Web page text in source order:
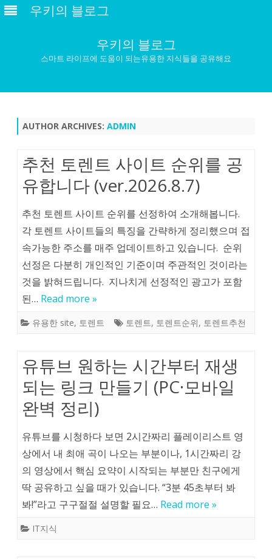
우키의 블로그
우키의 블로그
스마트 라이프에 도움이 되는유용한 지식들을 공유해요
AUTHOR ARCHIVES: ADMIN
추천 토렌트 사이트 순위를 공
유합니다 (ver.2026.8.7)
추천 토렌트 사이트 순위를 선정하여 소개해봅니다.
각 토렌트 사이트들의 특징을 간략하게 정리했으며 접
속가능한 주소를 매주 업데이트하고 있습니다. 순위
선정은 다분히 개인적인 기준이며 주관적인 것이라는
것을 밝혀드립니다. 지나치게 선정적인 광고가 포함
된… Read more »
유용한 site, 토렌트 토렌트, 토렌트순위, 토렌트추천
유튜브 원하는 시간부터 재생
되는 링크 만들기 (PC·모바일
완벽 정리)
유튜브를 시청하다 보면 2시간짜리 플레이리스트 영
상에서 내 최애 곡이 나오는 부분이나, 1시간짜리 강
의 영상에서 핵심 요약이 시작되는 부분만 친구에게
딱 공유하고 싶을 때가 있습니다. “3분 45초부터 봐
봐!”라고 구구절절 설명할 필요… Read more »
IT지식